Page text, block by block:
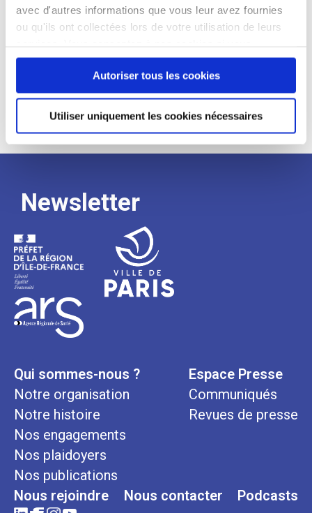
avec d'autres informations que vous leur avez fournies
ou qu'ils ont collectées lors de votre utilisation de leurs
continuez à utiliser notre site Web.
Autoriser tous les cookies
Utiliser uniquement les cookies nécessaires
Processus
de
recrutement
Newsletter
Qui sommes-nous ?
Notre organisation
Notre histoire
Nos engagements
Nos plaidoyers
Nos publications
Espace Presse
Communiqués
Revues de presse
Nous rejoindre Nous contacter Podcasts